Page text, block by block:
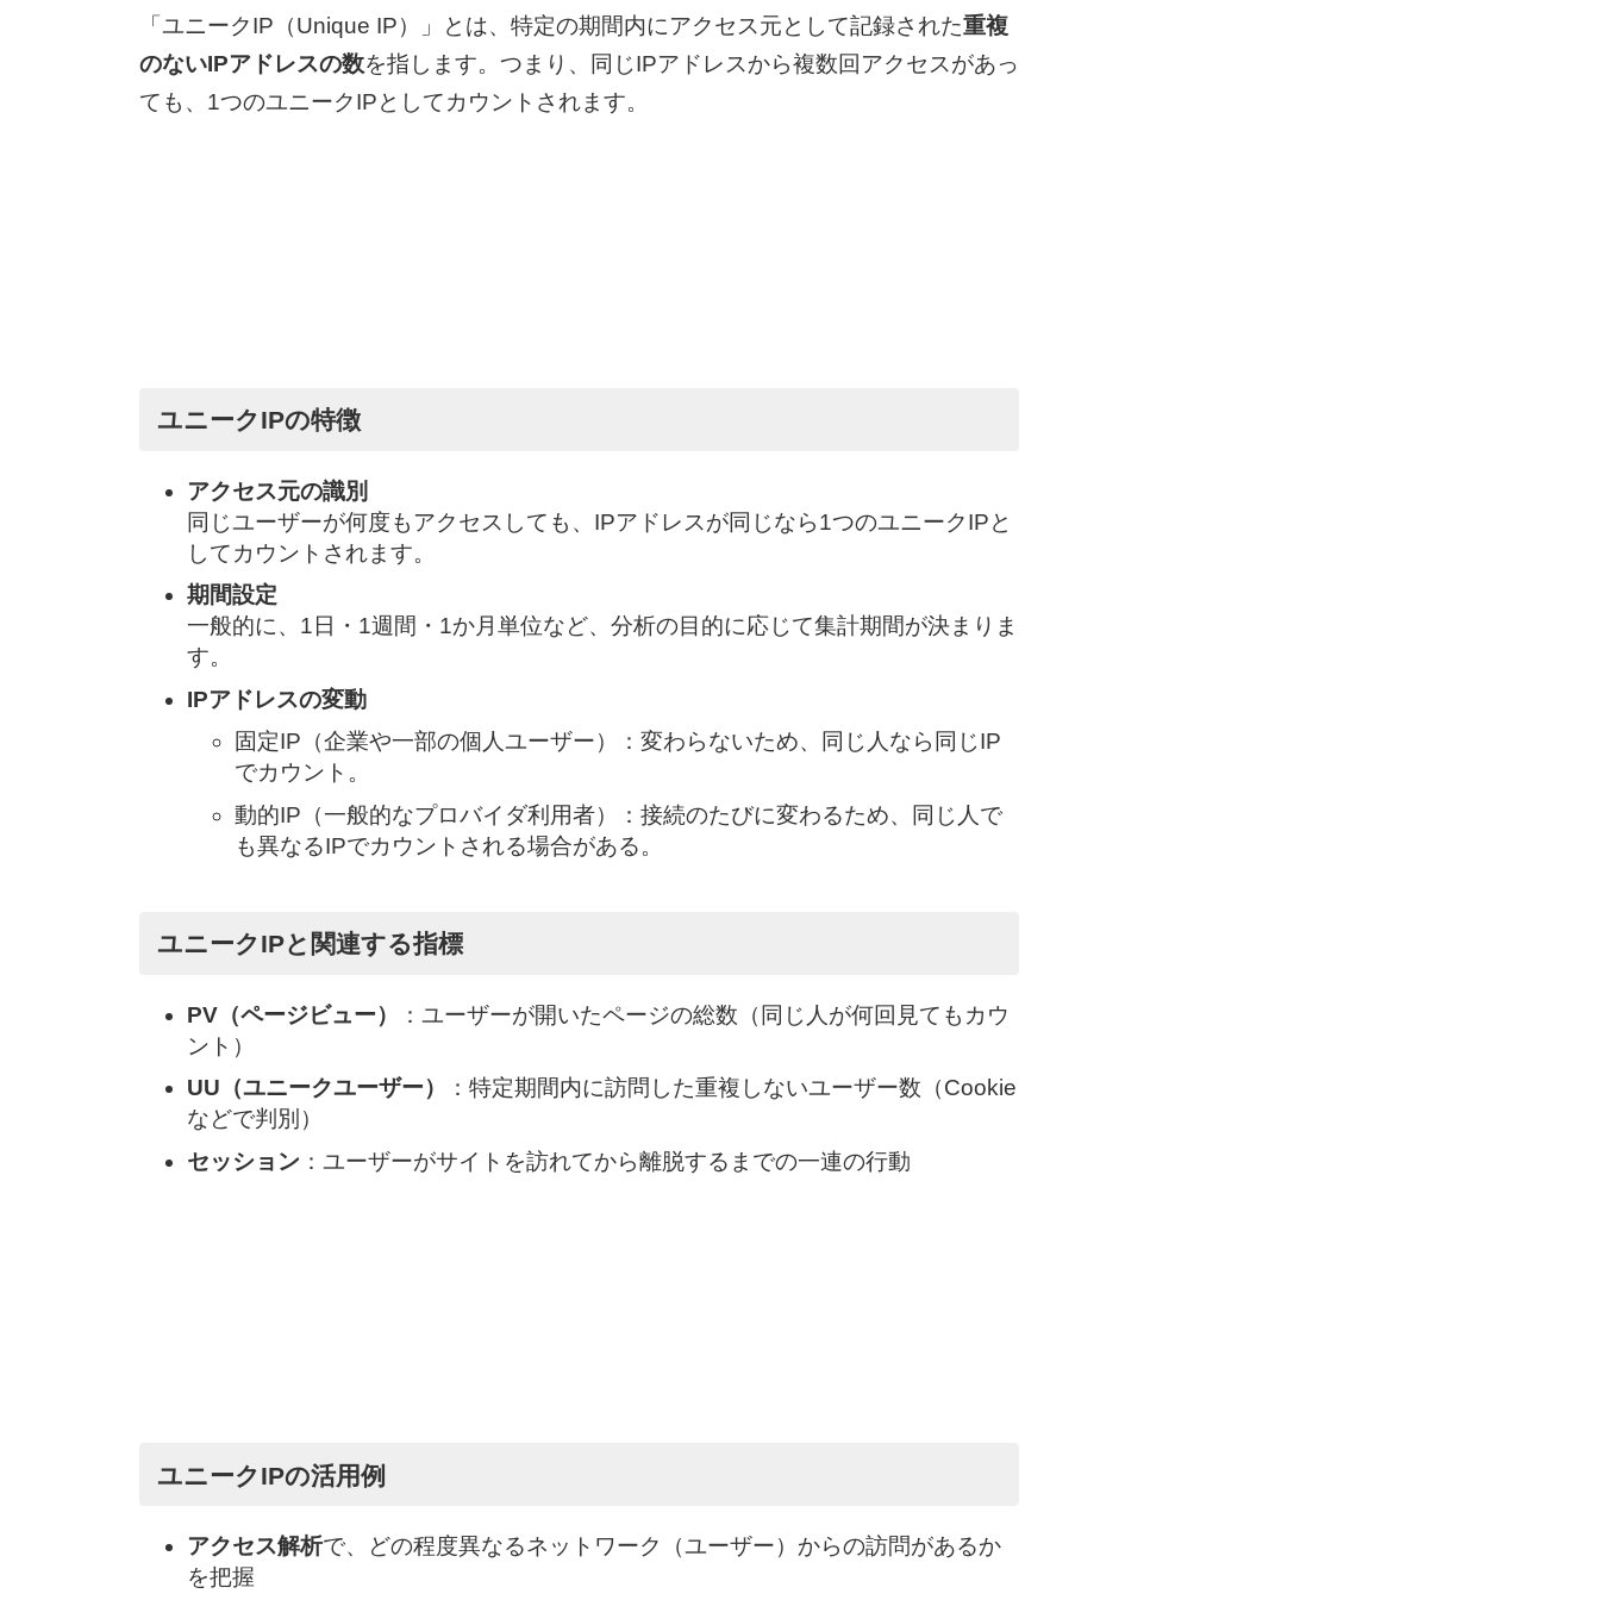
「ユニークIP（Unique IP）」とは、特定の期間内にアクセス元として記録された重複
のないIPアドレスの数を指します。つまり、同じIPアドレスから複数回アクセスがあっ
ても、1つのユニークIPとしてカウントされます。
ユニークIPの特徴
アクセス元の識別
同じユーザーが何度もアクセスしても、IPアドレスが同じなら1つのユニークIPと
してカウントされます。
期間設定
一般的に、1日・1週間・1か月単位など、分析の目的に応じて集計期間が決まりま
す。
IPアドレスの変動
固定IP（企業や一部の個人ユーザー）：変わらないため、同じ人なら同じIP
でカウント。
動的IP（一般的なプロバイダ利用者）：接続のたびに変わるため、同じ人で
も異なるIPでカウントされる場合がある。
ユニークIPと関連する指標
PV（ページビュー）
：ユーザーが開いたページの総数（同じ人が何回見てもカウ
ント）
UU（ユニークユーザー）
：特定期間内に訪問した重複しないユーザー数（Cookie
などで判別）
セッション ：ユーザーがサイトを訪れてから離脱するまでの一連の行動
ユニークIPの活用例
アクセス解析で、どの程度異なるネットワーク（ユーザー）からの訪問があるか
を把握